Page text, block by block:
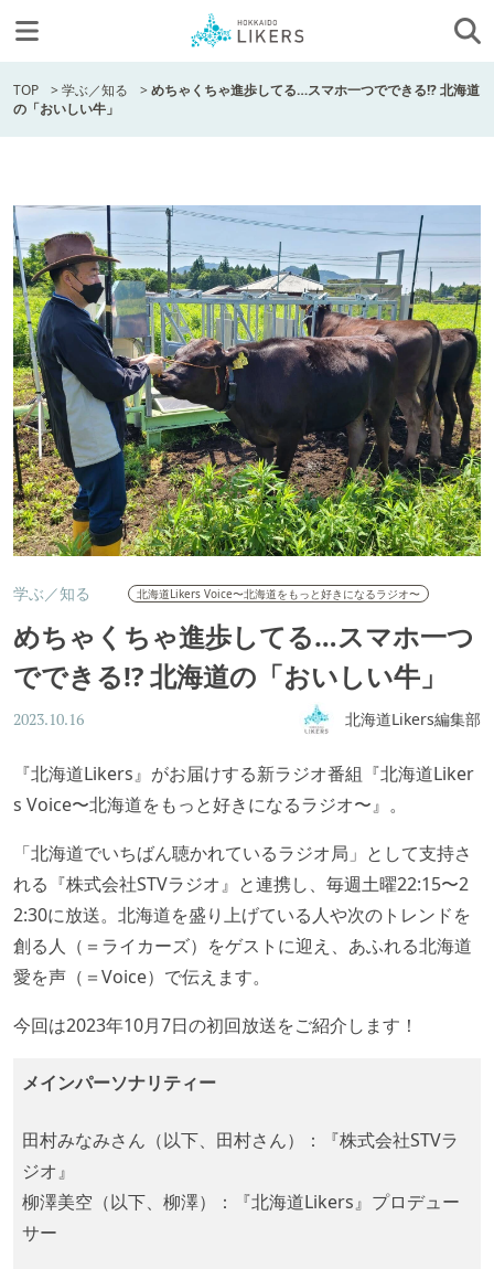
TOP >学ぶ／知る >めちゃくちゃ進歩してる…スマホ一つでできる!? 北海道
の「おいしい牛」
学ぶ／知る 北海道Likers Voice〜北海道をもっと好きになるラジオ〜
めちゃくちゃ進歩してる…スマホ一つ
でできる!? 北海道の「おいしい牛」
2023.10.16 北海道Likers編集部
『北海道Likers』がお届けする新ラジオ番組『北海道Liker
s Voice〜北海道をもっと好きになるラジオ〜』。
「北海道でいちばん聴かれているラジオ局」として支持さ
れる『株式会社STVラジオ』と連携し、毎週土曜22:15〜2
2:30に放送。北海道を盛り上げている人や次のトレンドを
創る人（＝ライカーズ）をゲストに迎え、あふれる北海道
愛を声（＝Voice）で伝えます。
今回は2023年10月7日の初回放送をご紹介します！
メインパーソナリティー
田村みなみさん（以下、田村さん）：『株式会社STVラ
ジオ』
柳澤美空（以下、柳澤）：『北海道Likers』プロデュー
サー